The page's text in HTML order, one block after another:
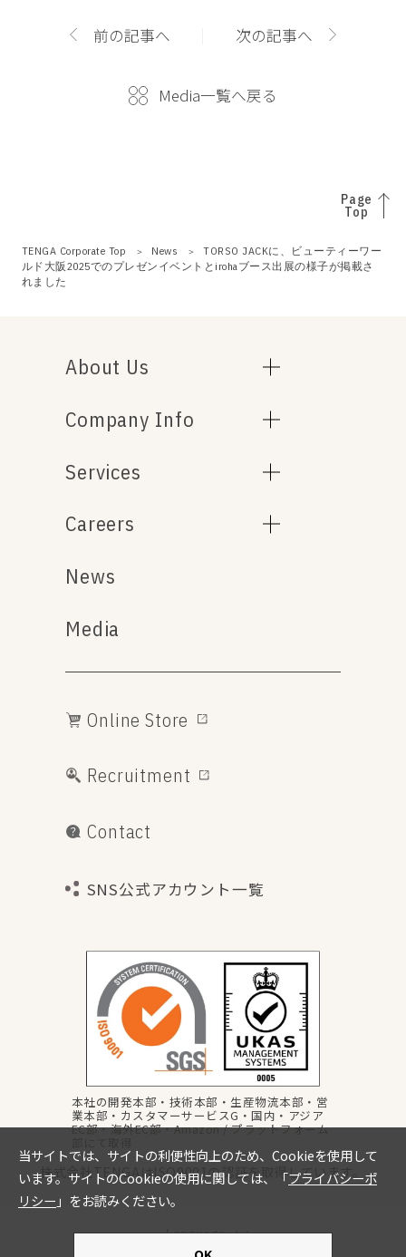
前の記事へ
Media一覧へ戻る
次の記事へ
Page
Top
TENGA Corporate Top News
TORSO JACKに、ビューティーワー
ルド大阪2025でのプレゼンイベントとirohaブース出展の様子が掲載さ
れました
Online Store
Recruitment
Contact
SNS公式アカウント一覧
About Us
Company Info
Services
Careers
News
Media
本社の開発本部・技術本部・生産物流本部・営
業本部・カスタマーサービスG・国内・アジア
EC部・海外EC部・Amazon / プラットフォーム
株式会社TENGAはISO9001の認証を取得しています。
Language